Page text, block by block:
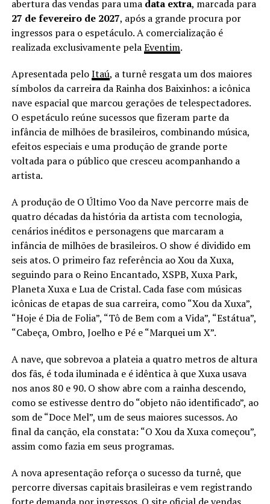
abertura das vendas para uma data extra, marcada para
27 de fevereiro de 2027, após a grande procura por
ingressos para o espetáculo. A comercialização é
realizada exclusivamente pelaEventim.
Apresentada peloItaú, a turnê resgata um dos maiores
símbolos da carreira da Rainha dos Baixinhos: a icônica
nave espacial que marcou gerações de telespectadores.
O espetáculo reúne sucessos que fizeram parte da
infância de milhões de brasileiros, combinando música,
efeitos especiais e uma produção de grande porte
voltada para o público que cresceu acompanhando a
artista.
A produção de O Último Voo da Nave percorre mais de
quatro décadas da história da artista com tecnologia,
cenários inéditos e personagens que marcaram a
infância de milhões de brasileiros. O show é dividido em
seis atos. O primeiro faz referência ao Xou da Xuxa,
seguindo para o Reino Encantado, XSPB, Xuxa Park,
Planeta Xuxa e Lua de Cristal. Cada fase com músicas
icônicas de etapas de sua carreira, como “Xou da Xuxa”,
“Hoje é Dia de Folia”, “Tô de Bem com a Vida”, “Estátua”,
“Cabeça, Ombro, Joelho e Pé e “Marquei um X”.
A nave, que sobrevoa a plateia a quatro metros de altura
dos fãs, é toda iluminada e é idêntica à que Xuxa usava
nos anos 80 e 90. O show abre com a rainha descendo,
como se estivesse dentro do “objeto não identificado”, ao
som de “Doce Mel”, um de seus maiores sucessos. Ao
final da canção, ela constata: “O Xou da Xuxa começou”,
assim como fazia em seus programas.
A nova apresentação reforça o sucesso da turnê, que
percorre diversas capitais brasileiras e vem registrando